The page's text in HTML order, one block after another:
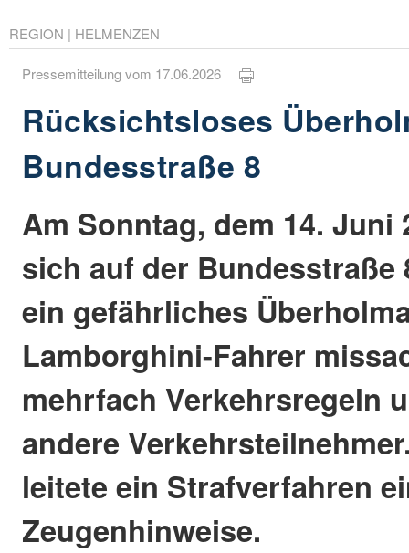
REGION | HELMENZEN
Pressemitteilung vom 17.06.2026
Rücksichtsloses
Bundesstraße 8
Am Sonntag, dem 14. Juni
sich auf der Bundesstraße
ein gefährliches
Lamborghini-Fahrer
mehrfach Verkehrsregeln
andere
leitete ein Strafverfahren
Zeugenhinweise.